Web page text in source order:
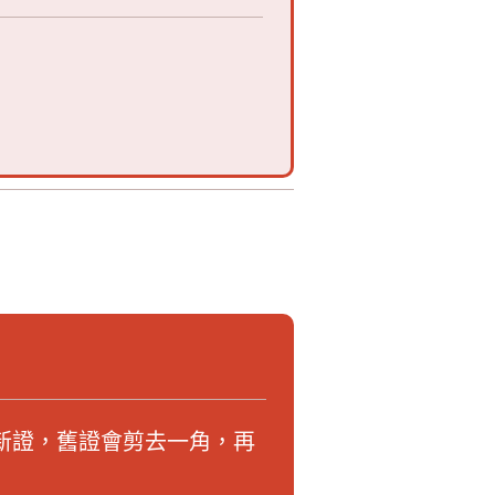
證，舊證會剪去一角，再